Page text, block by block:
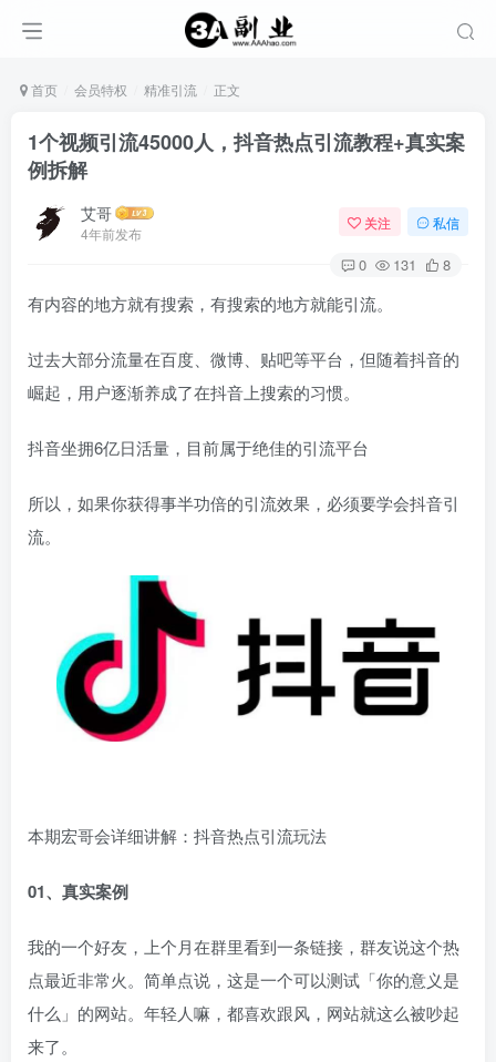
首页 会员特权 精准引流 正文
1个视频引流45000人，抖音热点引流教程+真实案
例拆解
艾哥
4年前发布
关注 私信
0 131 8
有内容的地方就有搜索，有搜索的地方就能引流。
过去大部分流量在百度、微博、贴吧等平台，但随着抖音的
崛起，用户逐渐养成了在抖音上搜索的习惯。
抖音坐拥6亿日活量，目前属于绝佳的引流平台
所以，如果你获得事半功倍的引流效果，必须要学会抖音引
流。
本期宏哥会详细讲解：抖音热点引流玩法
01、真实案例
我的一个好友，上个月在群里看到一条链接，群友说这个热
点最近非常火。简单点说，这是一个可以测试「你的意义是
什么」的网站。年轻人嘛，都喜欢跟风，网站就这么被吵起
来了。